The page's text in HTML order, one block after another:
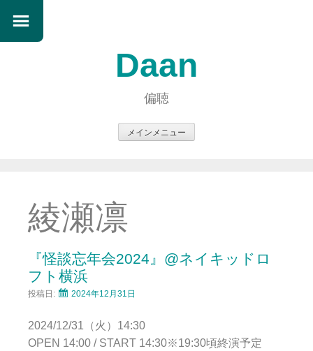
Daan
偏聴
メインメニュー
ン
ツ
へ
ス
キ
ッ
綾瀬凛
『怪談忘年会2024』@ネイキッドロ
フト横浜
投稿日: 2024年12月31日
2024/12/31（火）14:30
OPEN 14:00 / START 14:30※19:30頃終演予定